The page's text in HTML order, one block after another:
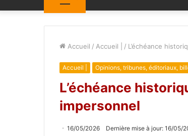
Accueil / Accueil | / L’échéance
Accueil | Opinions, tribunes, éditoriaux,
L’échéance
impersonnel
16/05/2026 Dernière mise à jour: 16/05/